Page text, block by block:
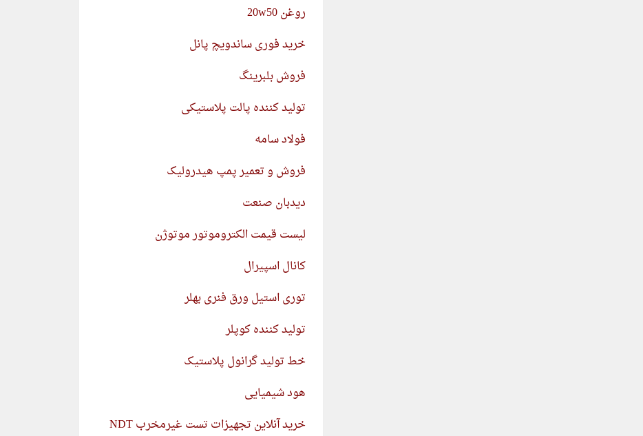
روغن 20w50
خرید فوری ساندویچ پانل
فروش بلبرینگ
تولید کننده پالت پلاستیکی
فولاد سامه
فروش و تعمیر پمپ هیدرولیک
دیدبان صنعت
لیست قیمت الکتروموتور موتوژن
کانال اسپیرال
توری استیل ورق فنری بهلر
تولید کننده کوپلر
خط تولید گرانول پلاستیک
هود شیمیایی
خرید آنلاین تجهیزات تست غیرمخرب NDT